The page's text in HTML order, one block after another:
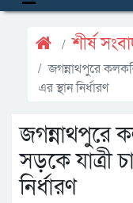
শীর্ষ
জগন্নাথপুরে
এর স্থান নির্ধারণ
জগন্নাথপুরে
সড়কে যাত্রী
নির্ধারণ